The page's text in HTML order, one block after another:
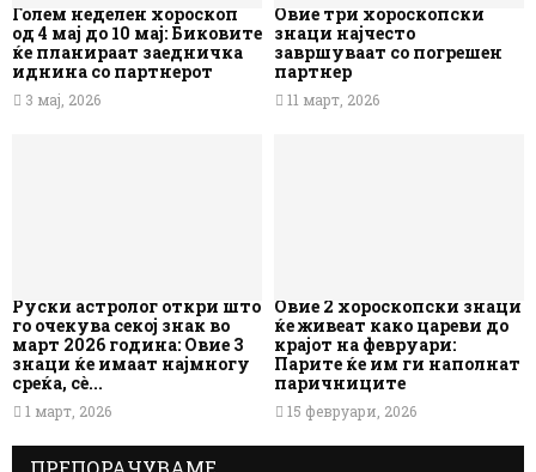
Голем неделен хороскоп
од 4 мај до 10 мај: Биковите
ќе планираат заедничка
иднина со партнерот
3 мај, 2026
Овие три хороскопски
знаци најчесто
завршуваат со погрешен
партнер
11 март, 2026
Руски астролог откри што
го очекува секој знак во
март 2026 година: Овие 3
знаци ќе имаат најмногу
среќа, сè...
1 март, 2026
Овие 2 хороскопски знаци
ќе живеат како цареви до
крајот на февруари:
Парите ќе им ги наполнат
паричниците
15 февруари, 2026